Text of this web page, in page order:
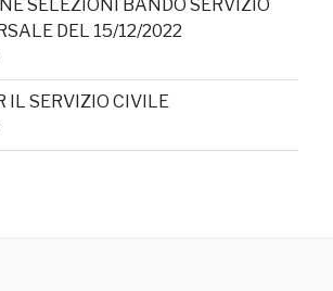
SELEZIONI BANDO SERVIZIO
DEL 15/12/2022
IL SERVIZIO CIVILE